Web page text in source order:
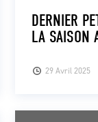
29 Avril 2025
DERNIER
LA SAISON